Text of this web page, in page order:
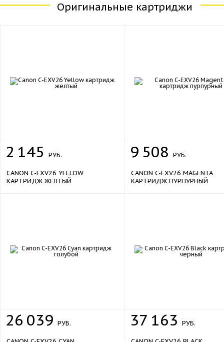
Оригинальные картриджи
2 145 РУБ.
CANON C-EXV26 YELLOW
КАРТРИДЖ ЖЕЛТЫЙ
9 508 РУБ.
CANON C-EXV26 MAGENTA
КАРТРИДЖ ПУРПУРНЫЙ
26 039 РУБ. 37 163 РУБ.